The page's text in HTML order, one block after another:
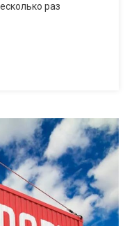
раз